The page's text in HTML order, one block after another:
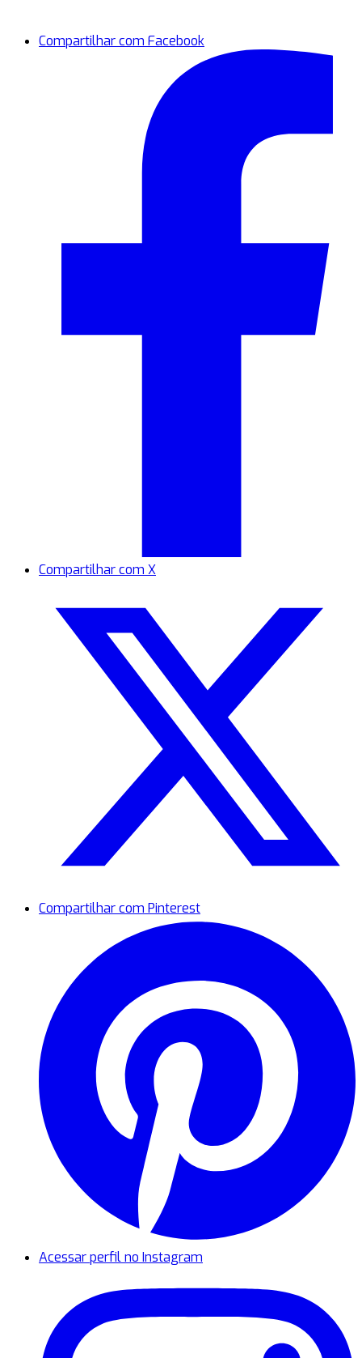
Compartilhar com Facebook
Compartilhar com X
Compartilhar com Pinterest
Acessar perfil no Instagram